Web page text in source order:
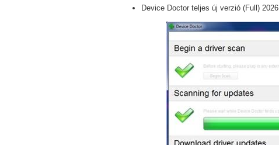
Device Doctor teljes új verzió (Full) 2026